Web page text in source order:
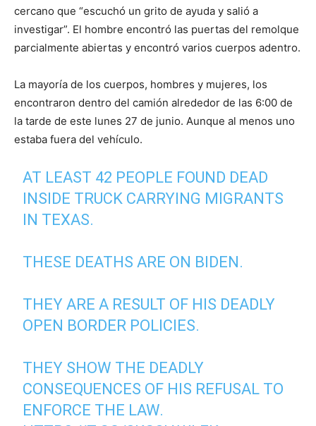
cercano que “escuchó un grito de ayuda y salió a
investigar”. El hombre encontró las puertas del remolque
parcialmente abiertas y encontró varios cuerpos adentro.
La mayoría de los cuerpos, hombres y mujeres, los
encontraron dentro del camión alrededor de las 6:00 de
la tarde de este lunes 27 de junio. Aunque al menos uno
estaba fuera del vehículo.
AT LEAST 42 PEOPLE FOUND DEAD
INSIDE TRUCK CARRYING MIGRANTS
IN TEXAS.
THESE DEATHS ARE ON BIDEN.
THEY ARE A RESULT OF HIS DEADLY
OPEN BORDER POLICIES.
THEY SHOW THE DEADLY
CONSEQUENCES OF HIS REFUSAL TO
ENFORCE THE LAW.